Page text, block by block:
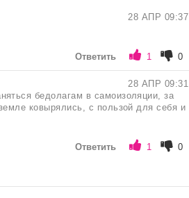
28 АПР 09:37
Ответить 1 0
28 АПР 09:31
бедолагам в самоизоляции, за
ковырялись, с пользой для себя и
Ответить 1 0